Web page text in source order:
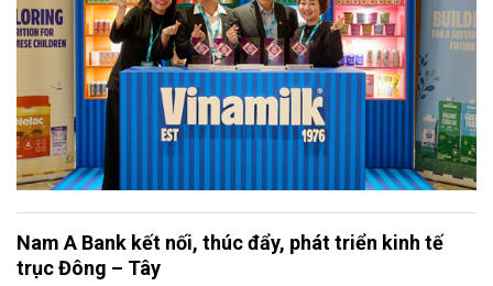
Nam A Bank kết nối, thúc đẩy, phát triển kinh tế
trục Đông – Tây